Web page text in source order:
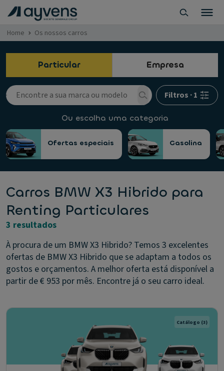
Home Os nossos carros
Particular Empresa
Filtros ·1
Ou escolha uma categoria
Ofertas especiais Gasolina
Carros BMW X3 Hibrido para
Renting Particulares
3 resultados
À procura de um BMW X3 Hibrido? Temos 3 excelentes
ofertas de BMW X3 Hibrido que se adaptam a todos os
gostos e orçamentos. A melhor oferta está disponível a
partir de € 953 por mês. Encontre já o seu carro ideal.
Catálogo (3)